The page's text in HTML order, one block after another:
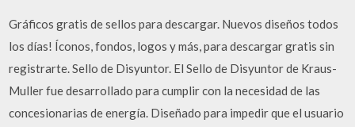
Gráficos gratis de sellos para descargar. Nuevos diseños todos
los días! Íconos, fondos, logos y más, para descargar gratis sin
registrarte. Sello de Disyuntor. El Sello de Disyuntor de Kraus-
Muller fue desarrollado para cumplir con la necesidad de las
concesionarias de energía. Diseñado para impedir que el usuario